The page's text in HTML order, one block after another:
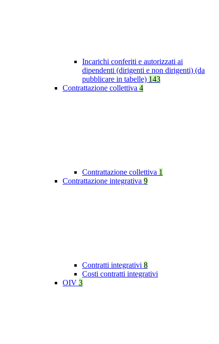
Incarichi conferiti e autorizzati ai
dipendenti (dirigenti e non dirigenti) (da
pubblicare in tabelle) 143
Contrattazione collettiva 4
Contrattazione collettiva 1
Contrattazione integrativa 9
Contratti integrativi 8
Costi contratti integrativi
OIV 3